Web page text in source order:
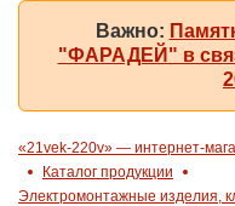
Важно:
"ФАРАДЕЙ" в
«21vek-220v» — интернет-
Каталог продукции
Электромонтажные изделия,